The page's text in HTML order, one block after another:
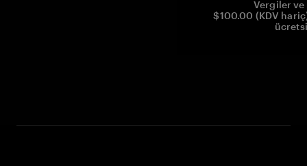
Vergiler
$100.00 (KDV